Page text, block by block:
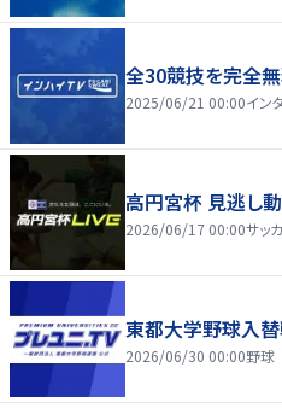
全30競技を完全無
2025/06/21 00:00イン
高円宮杯 見逃し
2026/06/17 00:00サッ
東都大学野球入替
2026/06/30 00:00野球